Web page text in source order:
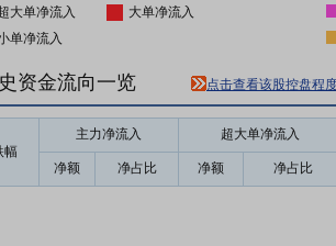
大单净流入
大单净流入
单净流入
资金流向一览 点击查看该股控盘程
幅
主力净流入 超大单净流入
净额 净占比 净额 净占比